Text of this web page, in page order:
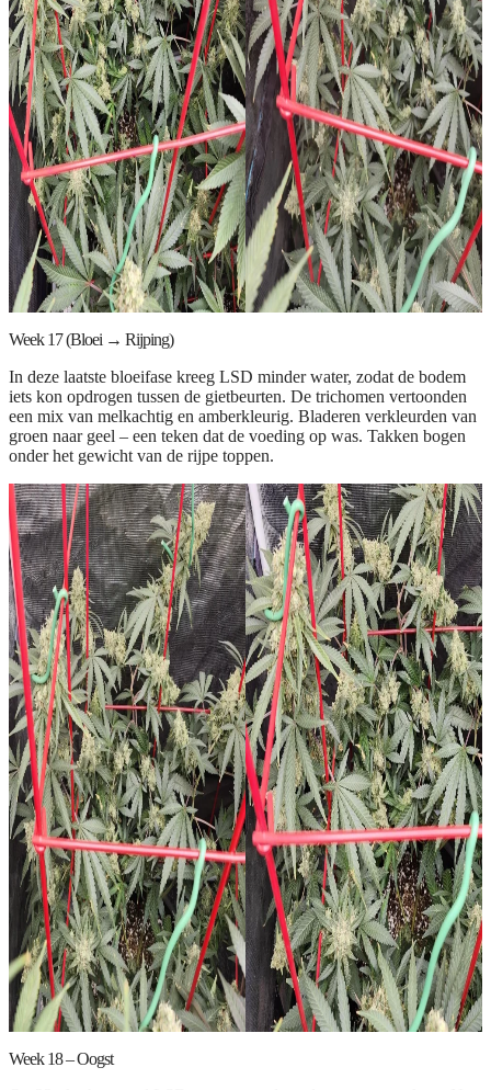
Week 17 (Bloei → Rijping)
In deze laatste bloeifase kreeg LSD minder water, zodat de bodem
iets kon opdrogen tussen de gietbeurten. De trichomen vertoonden
een mix van melkachtig en amberkleurig. Bladeren verkleurden van
groen naar geel – een teken dat de voeding op was. Takken bogen
onder het gewicht van de rijpe toppen.
Week 18 – Oogst